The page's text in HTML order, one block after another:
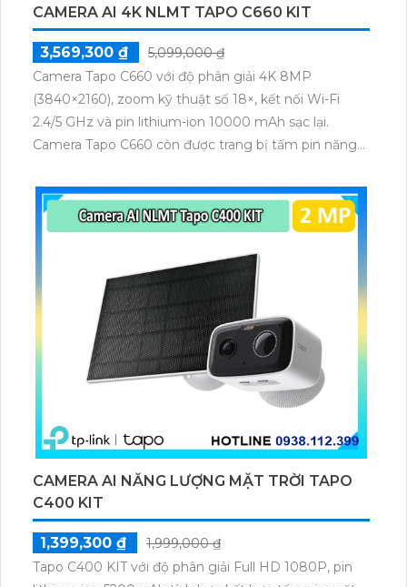
CAMERA AI 4K NLMT TAPO C660 KIT
3,569,300 ₫
5,099,000 ₫
Camera Tapo C660 với độ phân giải 4K 8MP
(3840×2160), zoom kỹ thuật số 18×, kết nối Wi-Fi
2.4/5 GHz và pin lithium-ion 10000 mAh sạc lại.
Camera Tapo C660 còn được trang bị tấm pin năng
thú cưng, phương tiện, lưu trữ thẻ microSD tối đa 512
GB.
CAMERA AI NĂNG LƯỢNG MẶT TRỜI TAPO
C400 KIT
1,399,300 ₫
1,999,000 ₫
Tapo C400 KIT với độ phân giải Full HD 1080P, pin